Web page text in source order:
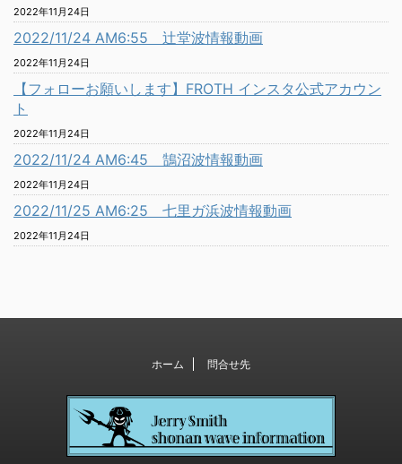
2022年11月24日
2022/11/24 AM6:55 辻堂波情報動画
2022年11月24日
【フォローお願いします】FROTH インスタ公式アカウン
ト
2022年11月24日
2022/11/24 AM6:45 鵠沼波情報動画
2022年11月24日
2022/11/25 AM6:25 七里ガ浜波情報動画
2022年11月24日
ホーム 問合せ先